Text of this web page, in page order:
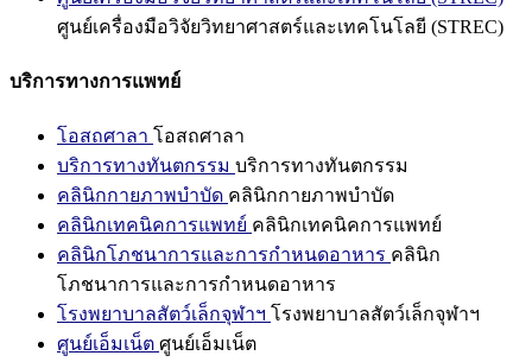
ศูนย์เครื่องมือวิจัยวิทยาศาสตร์และเทคโนโลยี (STREC)
บริการทางการแพทย์
โอสถศาลา โอสถศาลา
บริการทางทันตกรรม บริการทางทันตกรรม
คลินิกกายภาพบำบัด คลินิกกายภาพบำบัด
คลินิกเทคนิคการแพทย์ คลินิกเทคนิคการแพทย์
คลินิกโภชนาการและการกำหนดอาหาร คลินิก
โภชนาการและการกำหนดอาหาร
โรงพยาบาลสัตว์เล็กจุฬาฯ โรงพยาบาลสัตว์เล็กจุฬาฯ
ศูนย์เอ็มเน็ต ศูนย์เอ็มเน็ต